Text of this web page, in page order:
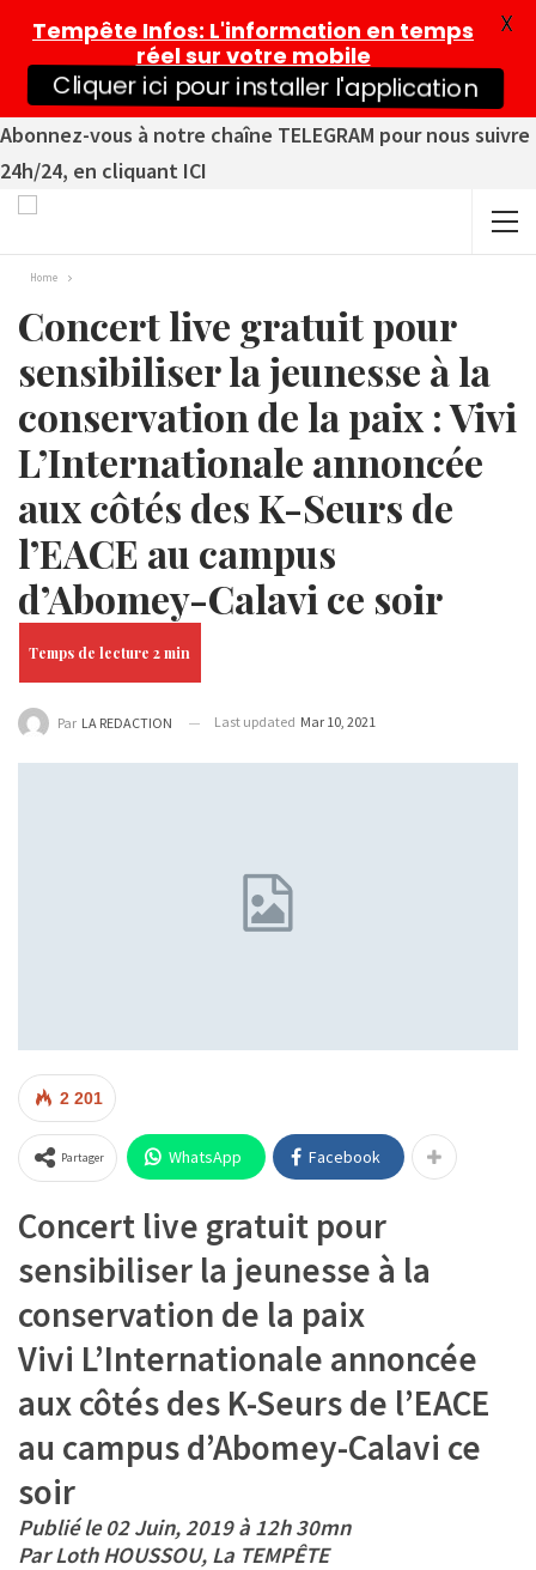
Abonnez-vous à notre chaîne TELEGRAM pour nous suivre
24h/24, en cliquant ICI
Home
Concert live gratuit pour
sensibiliser la jeunesse à la
conservation de la paix : Vivi
L’Internationale annoncée
aux côtés des K-Seurs de
l’EACE au campus
d’Abomey-Calavi ce soir
Par LA REDACTION Last updated Mar 10, 2021
2 201
Partager WhatsApp Facebook
Concert live gratuit pour
sensibiliser la jeunesse à la
conservation de la paix
Vivi L’Internationale annoncée
aux côtés des K-Seurs de l’EACE
au campus d’Abomey-Calavi ce
soir
Publié le 02 Juin, 2019 à 12h 30mn
Par Loth HOUSSOU, La TEMPÊTE
Tempête Infos: L'information en temps
réel sur votre mobile
Cliquer ici pour installer l'application
X